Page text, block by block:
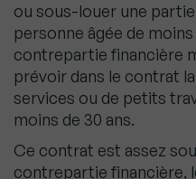
ou sous-louer une
personne âgée de
contrepartie financière
prévoir dans le contrat
services ou de petits
moins de 30 ans.
Ce contrat est assez
contrepartie financière,